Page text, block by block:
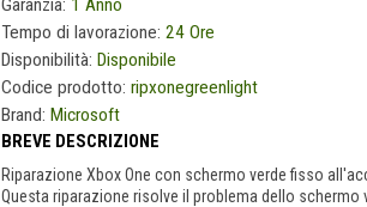
Garanzia: 1 Anno
Tempo di lavorazione: 24 Ore
Disponibilità: Disponibile
Codice prodotto: ripxonegreenlight
Brand: Microsoft
BREVE DESCRIZIONE
Riparazione Xbox One con schermo verde fisso
Questa riparazione risolve il problema dello schermo